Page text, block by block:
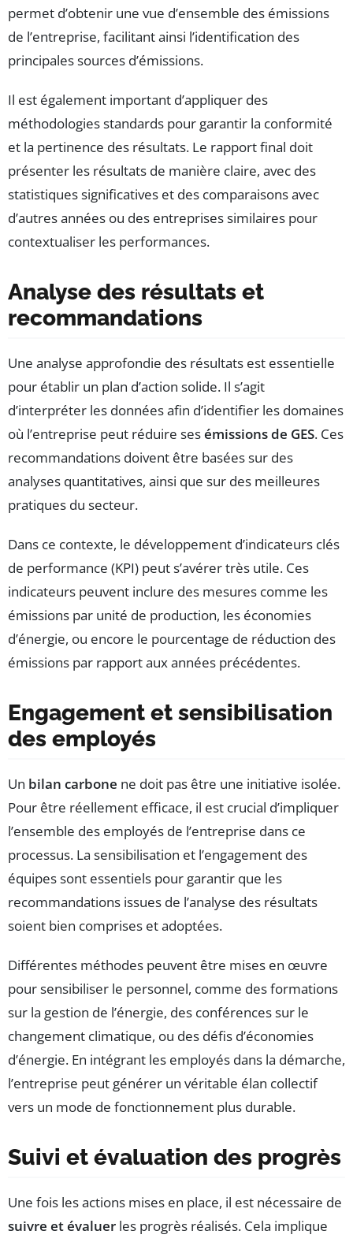
permet d’obtenir une vue d’ensemble des émissions
de l’entreprise, facilitant ainsi l’identification des
principales sources d’émissions.
Il est également important d’appliquer des
méthodologies standards pour garantir la conformité
et la pertinence des résultats. Le rapport final doit
présenter les résultats de manière claire, avec des
statistiques significatives et des comparaisons avec
d’autres années ou des entreprises similaires pour
contextualiser les performances.
Analyse des résultats et
recommandations
Une analyse approfondie des résultats est essentielle
pour établir un plan d’action solide. Il s’agit
d’interpréter les données afin d’identifier les domaines
où l’entreprise peut réduire sesémissions de GES. Ces
recommandations doivent être basées sur des
analyses quantitatives, ainsi que sur des meilleures
pratiques du secteur.
Dans ce contexte, le développement d’indicateurs clés
de performance (KPI) peut s’avérer très utile. Ces
indicateurs peuvent inclure des mesures comme les
émissions par unité de production, les économies
d’énergie, ou encore le pourcentage de réduction des
émissions par rapport aux années précédentes.
Engagement et sensibilisation
des employés
Un bilan carbone ne doit pas être une initiative isolée.
Pour être réellement efficace, il est crucial d’impliquer
l’ensemble des employés de l’entreprise dans ce
processus. La sensibilisation et l’engagement des
équipes sont essentiels pour garantir que les
recommandations issues de l’analyse des résultats
soient bien comprises et adoptées.
Différentes méthodes peuvent être mises en œuvre
pour sensibiliser le personnel, comme des formations
sur la gestion de l’énergie, des conférences sur le
changement climatique, ou des défis d’économies
d’énergie. En intégrant les employés dans la démarche,
l’entreprise peut générer un véritable élan collectif
vers un mode de fonctionnement plus durable.
Suivi et évaluation des progrès
Une fois les actions mises en place, il est nécessaire de
suivre et évaluer les progrès réalisés. Cela implique